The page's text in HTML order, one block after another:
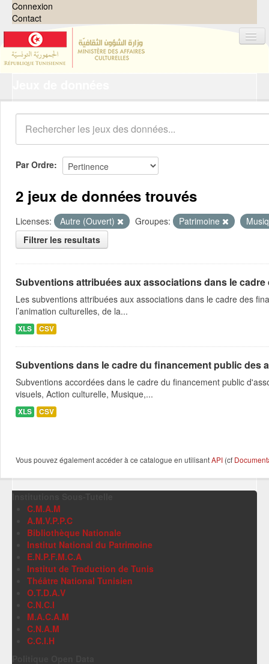
Connexion
Contact
Organisations
Groupes
Demandes 0
À propos
Par Ordre
2 jeux de données trouvés
Licenses: Autre (Ouvert) Groupes: Patrimoine
Filtrer les resultats
Subventions attribuées aux associations dans le
Les subventions attribuées aux associations dans le cadre des
l’animation culturelles, de la...
XLS CSV
Subventions dans le cadre du financement public des
Subventions accordées dans le cadre du financement public
visuels, Action culturelle, Musique,...
XLS CSV
Vous pouvez également accéder à ce catalogue en utilisantAPI (cf
C.M.A.M
A.M.V.P.P.C
Bibliothèque Nationale
Institut National du Patrimoine
E.N.P.F.M.C.A
Institut de Traduction de Tunis
Théâtre National Tunisien
O.T.D.A.V
C.N.C.I
M.A.C.A.M
C.N.A.M
C.C.I.H